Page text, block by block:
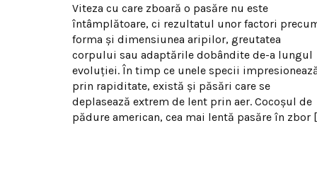
Viteza cu care zboară o pasăre nu este
întâmplătoare, ci rezultatul unor factori
forma și dimensiunea aripilor, greutatea
corpului sau adaptările dobândite de-a lungul
evoluției. În timp ce unele specii
prin rapiditate, există și păsări care se
deplasează extrem de lent prin aer. Cocoșul de
pădure american, cea mai lentă pasăre în zbor